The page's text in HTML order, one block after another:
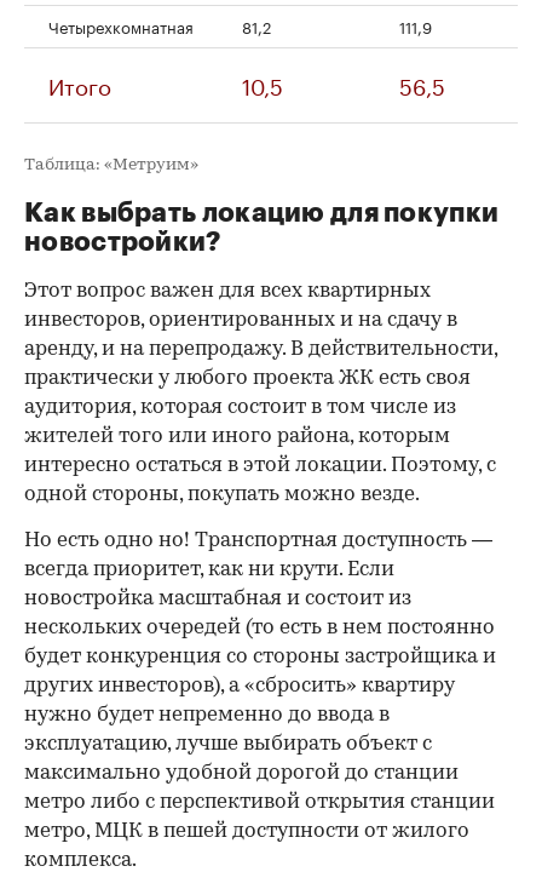
Четырехкомнатная
81,2 111,9
Итого 10,5 56,5
Таблица: «Метруим»
Как выбрать локацию для покупки
новостройки?
Этот вопрос важен для всех квартирных
инвесторов, ориентированных и на сдачу в
аренду, и на перепродажу. В действительности,
практически у любого проекта ЖК есть своя
аудитория, которая состоит в том числе из
жителей того или иного района, которым
интересно остаться в этой локации. Поэтому, с
одной стороны, покупать можно везде.
Но есть одно но! Транспортная доступность —
всегда приоритет, как ни крути. Если
новостройка масштабная и состоит из
нескольких очередей (то есть в нем постоянно
будет конкуренция со стороны застройщика и
других инвесторов), а «сбросить» квартиру
нужно будет непременно до ввода в
эксплуатацию, лучше выбирать объект с
максимально удобной дорогой до станции
метро либо с перспективой открытия станции
метро, МЦК в пешей доступности от жилого
комплекса.